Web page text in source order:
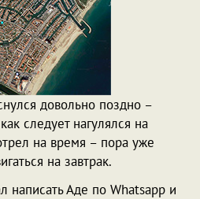
довольно поздно –
следует нагулялся на
на время – пора уже
на завтрак.
написать Аде по Whatsapp и